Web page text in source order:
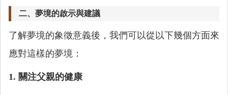
二、夢境的啟示與建議
了解夢境的象徵意義後，我們可以從以下幾個方面來
應對這樣的夢境：
1. 關注父親的健康